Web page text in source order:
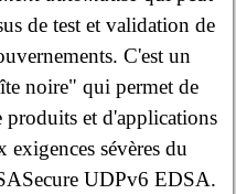
de test et validation de
C'est un
noire" qui permet de
produits et d'applications
sévères du
UDPv6 EDSA.